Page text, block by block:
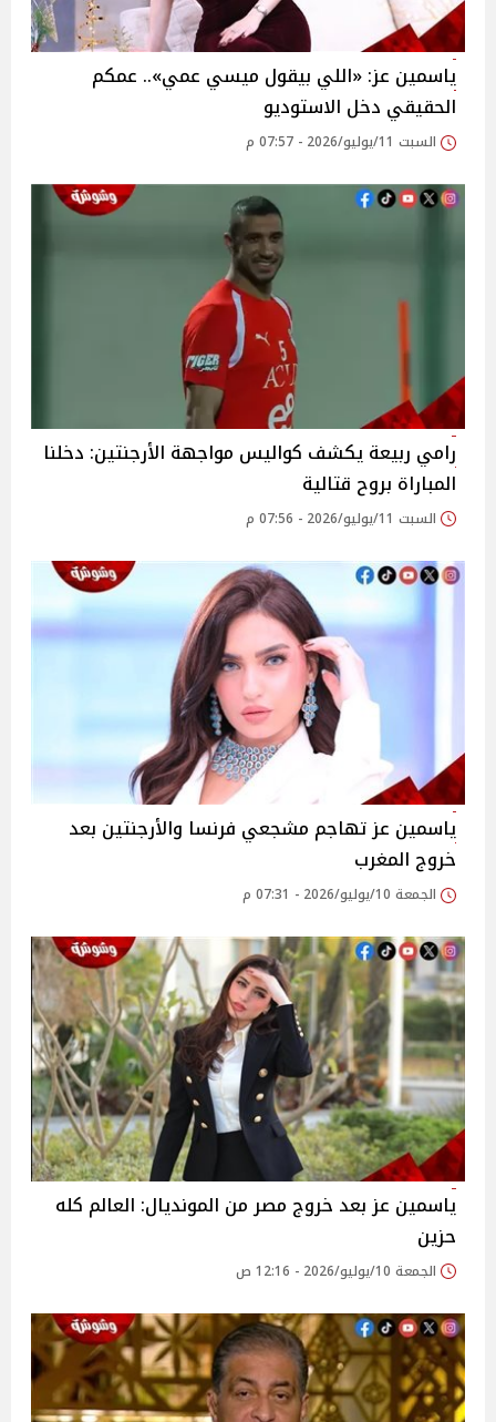
ياسمين عز: «اللي بيقول ميسي عمي».. عمكم
الحقيقي دخل الاستوديو
السبت 11/يوليو/2026 - 07:57 م
رامي ربيعة يكشف كواليس مواجهة الأرجنتين: دخلنا
المباراة بروح قتالية
السبت 11/يوليو/2026 - 07:56 م
ياسمين عز تهاجم مشجعي فرنسا والأرجنتين بعد
خروج المغرب
الجمعة 10/يوليو/2026 - 07:31 م
ياسمين عز بعد خروج مصر من المونديال: العالم كله
حزين
الجمعة 10/يوليو/2026 - 12:16 ص